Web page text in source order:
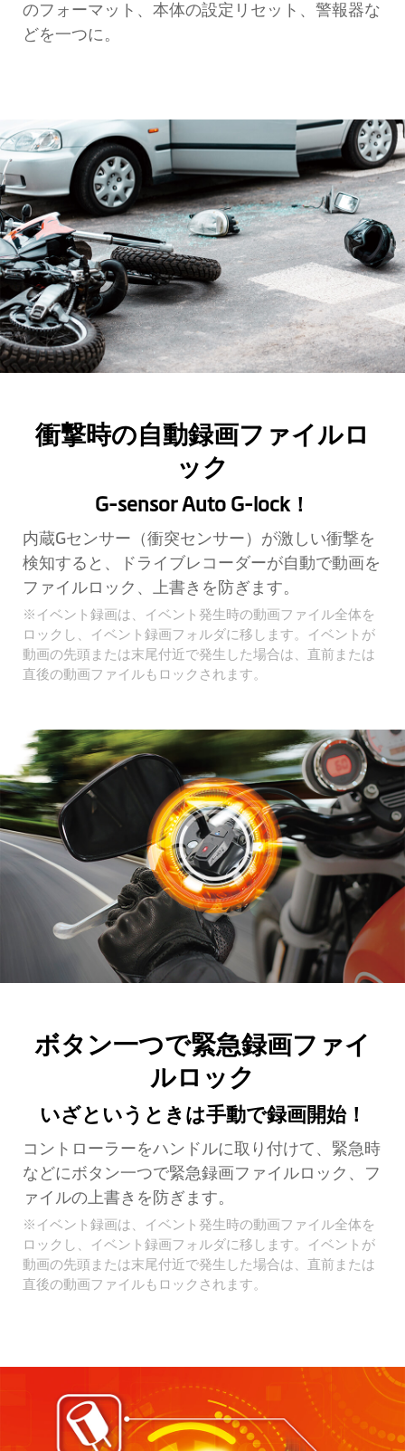
のフォーマット、本体の設定リセット、警報器な
どを一つに。
衝撃時の自動録画ファイルロ
ック
G-sensor Auto G-lock！
内蔵Gセンサー（衝突センサー）が激しい衝撃を
検知すると、ドライブレコーダーが自動で動画を
ファイルロック、上書きを防ぎます。
※イベント録画は、イベント発生時の動画ファイル全体を
ロックし、イベント録画フォルダに移します。イベントが
動画の先頭または末尾付近で発生した場合は、直前または
直後の動画ファイルもロックされます。
ボタン一つで緊急録画ファイ
ルロック
いざというときは手動で録画開始！
コントローラーをハンドルに取り付けて、緊急時
などにボタン一つで緊急録画ファイルロック、フ
ァイルの上書きを防ぎます。
※イベント録画は、イベント発生時の動画ファイル全体を
ロックし、イベント録画フォルダに移します。イベントが
動画の先頭または末尾付近で発生した場合は、直前または
直後の動画ファイルもロックされます。